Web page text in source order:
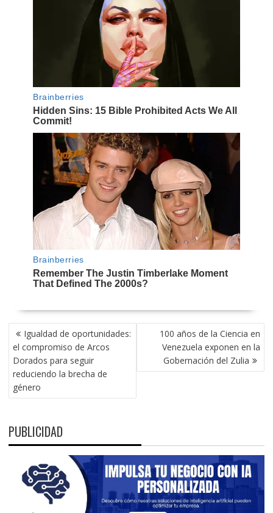
NAVEGACIÓN
DE
ENTRADAS
Igualdad de oportunidades:
el compromiso de Arcos
Dorados para seguir
reduciendo la brecha de
género
100 años de la Ciencia en
Venezuela exponen en la
Gobernación del Zulia
PUBLICIDAD